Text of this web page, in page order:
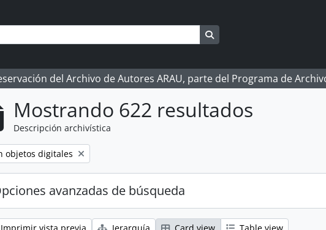
del Archivo de Autores ARAU, parte del Programa de
Mostrando 622 resultados
Descripción archivística
filter:
objetos digitales
avanzadas de búsqueda